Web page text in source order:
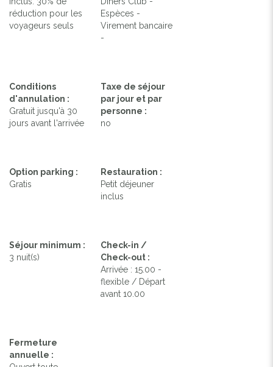
réduction pour les
voyageurs seuls
Espèces -
Virement bancaire
-
Conditions
d'annulation :
Gratuit jusqu'à 30
jours avant l'arrivée
Taxe de séjour
par jour et par
personne :
no
Option parking :
Gratis
Restauration :
Petit déjeuner
inclus
Séjour minimum :
3 nuit(s)
Check-in /
Check-out :
Arrivée : 15.00 -
flexible / Départ
avant 10.00
Fermeture
annuelle :